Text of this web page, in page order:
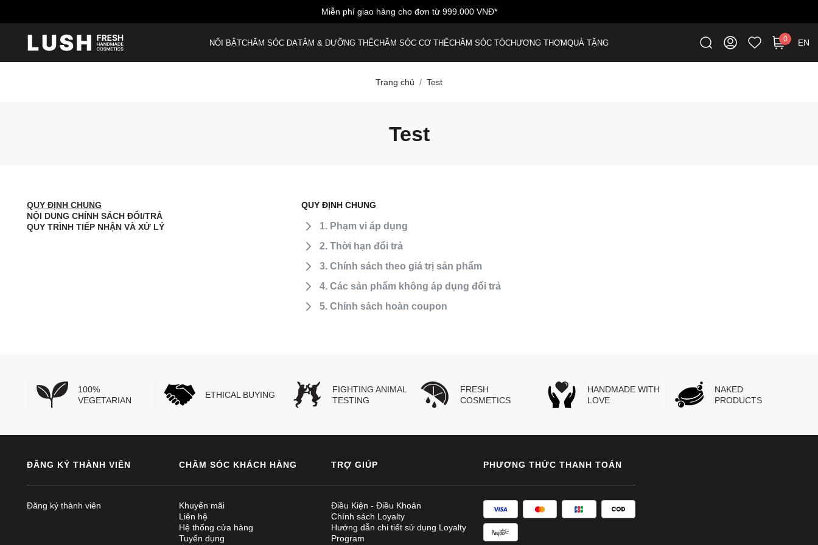
Miễn phí giao hàng cho đơn từ 999.000 VNĐ*
NỔI BẬTCHĂM SÓC DATẮM & DƯỠNG THỂCHĂM SÓC CƠ THỂCHĂM SÓC TÓCHƯƠNG THƠMQUÀ TẶNG 0 EN
Trang chủ Test
Test
QUY ĐỊNH CHUNG
NỘI DUNG CHÍNH SÁCH ĐỔI/TRẢ
QUY TRÌNH TIẾP NHẬN VÀ XỬ LÝ
QUY ĐỊNH CHUNG
1. Phạm vi áp dụng
2. Thời hạn đổi trả
3. Chính sách theo giá trị sản phẩm
4. Các sản phẩm không áp dụng đổi trả
5. Chính sách hoàn coupon
100%
VEGETARIAN
ETHICAL BUYING
FIGHTING ANIMAL
TESTING
FRESH
COSMETICS
HANDMADE WITH
LOVE
NAKED
PRODUCTS
ĐĂNG KÝ THÀNH VIÊN
Đăng ký thành viên
CHĂM SÓC KHÁCH HÀNG
Khuyến mãi
Liên hệ
Hệ thống cửa hàng
Tuyển dụng
TRỢ GIÚP
Điều Kiện - Điều Khoản
Chính sách Loyalty
Hướng dẫn chi tiết sử dụng Loyalty
Program
PHƯƠNG THỨC THANH TOÁN